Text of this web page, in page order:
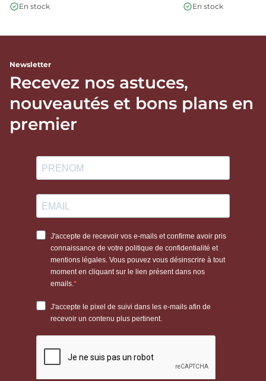
En stock En stock
Newsletter
Recevez nos astuces,
nouveautés et bons plans en
premier